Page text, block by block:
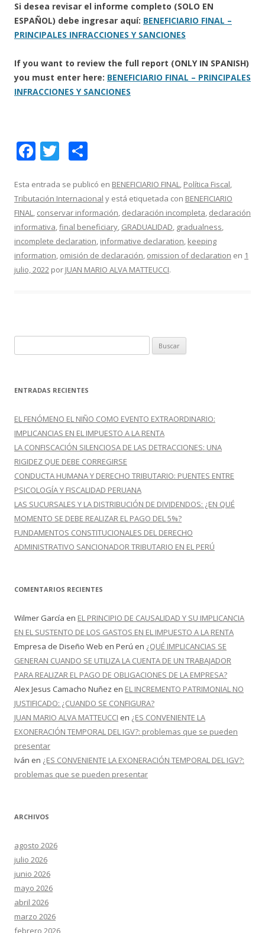
Si desea revisar el informe completo (SOLO EN
ESPAÑOL) debe ingresar aquí: BENEFICIARIO FINAL –
PRINCIPALES INFRACCIONES Y SANCIONES
If you want to review the full report (ONLY IN SPANISH)
you must enter here: BENEFICIARIO FINAL – PRINCIPALES
INFRACCIONES Y SANCIONES
F
e
b
o
o
k
T
itt
er
m
p
ar
ti
r
Esta entrada se publicó en BENEFICIARIO FINAL, Política Fiscal,
Tributación Internacional y está etiquetada con BENEFICIARIO
FINAL, conservar información, declaración incompleta, declaración
informativa,final beneficiary, GRADUALIDAD, gradualness,
incomplete declaration, informative declaration, keeping
information, omisión de declaración, omission of declaration en 1
julio, 2022 por JUAN MARIO ALVA MATTEUCCI.
u
c
r
:
ENTRADAS RECIENTES
EL FENÓMENO EL NIÑO COMO EVENTO EXTRAORDINARIO:
IMPLICANCIAS EN EL IMPUESTO A LA RENTA
LA CONFISCACIÓN SILENCIOSA DE LAS DETRACCIONES: UNA
RIGIDEZ QUE DEBE CORREGIRSE
CONDUCTA HUMANA Y DERECHO TRIBUTARIO: PUENTES ENTRE
PSICOLOGÍA Y FISCALIDAD PERUANA
LAS SUCURSALES Y LA DISTRIBUCIÓN DE DIVIDENDOS: ¿EN QUÉ
MOMENTO SE DEBE REALIZAR EL PAGO DEL 5%?
FUNDAMENTOS CONSTITUCIONALES DEL DERECHO
ADMINISTRATIVO SANCIONADOR TRIBUTARIO EN EL PERÚ
COMENTARIOS RECIENTES
Wilmer García en EL PRINCIPIO DE CAUSALIDAD Y SU IMPLICANCIA
EN EL SUSTENTO DE LOS GASTOS EN EL IMPUESTO A LA RENTA
Empresa de Diseño Web en Perú en ¿QUÉ IMPLICANCIAS SE
GENERAN CUANDO SE UTILIZA LA CUENTA DE UN TRABAJADOR
PARA REALIZAR EL PAGO DE OBLIGACIONES DE LA EMPRESA?
Alex Jesus Camacho Nuñez en EL INCREMENTO PATRIMONIAL NO
JUSTIFICADO: ¿CUANDO SE CONFIGURA?
JUAN MARIO ALVA MATTEUCCI en ¿ES CONVENIENTE LA
EXONERACIÓN TEMPORAL DEL IGV?: problemas que se pueden
presentar
Iván en ¿ES CONVENIENTE LA EXONERACIÓN TEMPORAL DEL IGV?:
problemas que se pueden presentar
ARCHIVOS
agosto 2026
julio 2026
junio 2026
mayo 2026
abril 2026
marzo 2026
febrero 2026